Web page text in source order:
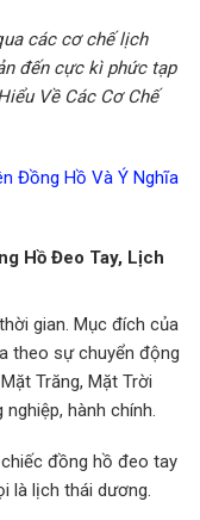
các cơ chế lịch
đến cực kì phức tạp
Về Các Cơ Chế
Đồng Hồ Và Ý Nghĩa
Hồ Đeo Tay, Lịch
gian. Mục đích của
theo sự chuyển động
Trăng, Mặt Trời
hành chính.
đồng hồ đeo tay
là lịch thái dương.